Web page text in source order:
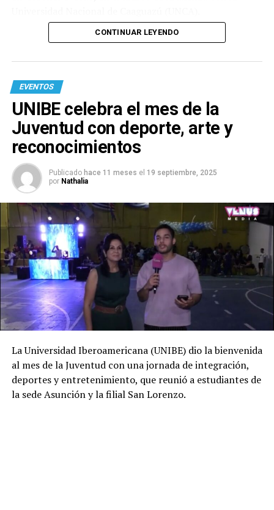
CONTINUAR LEYENDO
EVENTOS
UNIBE celebra el mes de la
Juventud con deporte, arte y
reconocimientos
Publicado hace 11 meses el 19 septiembre, 2025
por Nathalia
La Universidad Iberoamericana (UNIBE) dio la bienvenida
al mes de la Juventud con una jornada de integración,
deportes y entretenimiento, que reunió a estudiantes de
la sede Asunción y la filial San Lorenzo.